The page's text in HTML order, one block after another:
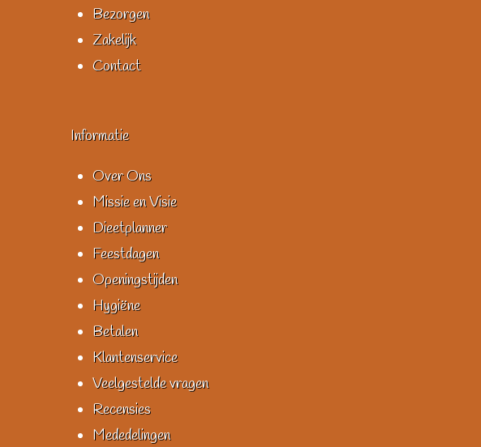
Bezorgen
Zakelijk
Contact
Informatie
Over Ons
Missie en Visie
Dieetplanner
Feestdagen
Openingstijden
Hygiëne
Betalen
Klantenservice
Veelgestelde vragen
Recensies
Mededelingen